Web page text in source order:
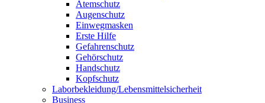
Atemschutz
Augenschutz
Einwegmasken
Erste Hilfe
Gefahrenschutz
Gehörschutz
Handschutz
Kopfschutz
Laborbekleidung/Lebensmittelsicherheit
Business